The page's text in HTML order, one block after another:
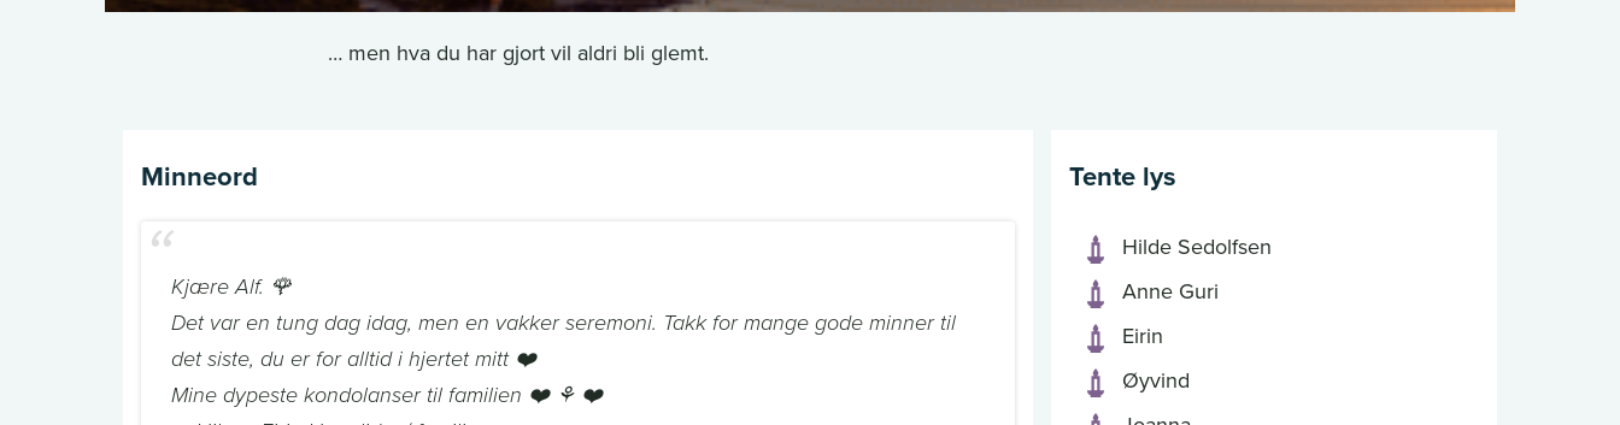
… men hva du har gjort vil aldri bli glemt.
Minneord
Kjære Alf. 🌹
Det var en tung dag idag, men en vakker seremoni. Takk for mange gode minner til
det siste, du er for alltid i hjertet mitt ❤️
Mine dypeste kondolanser til familien ❤️ ⚘ ❤️
Tente lys
Hilde Sedolfsen
Anne Guri
Eirin
Øyvind